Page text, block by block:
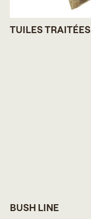
TUILES TRAITÉES
BUSH LINE